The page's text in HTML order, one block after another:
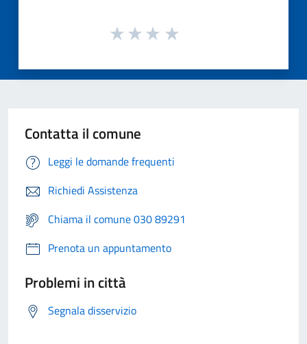
Contatta il comune
Leggi le domande frequenti
Richiedi Assistenza
Chiama il comune 030 89291
Prenota un appuntamento
Problemi in città
Segnala disservizio